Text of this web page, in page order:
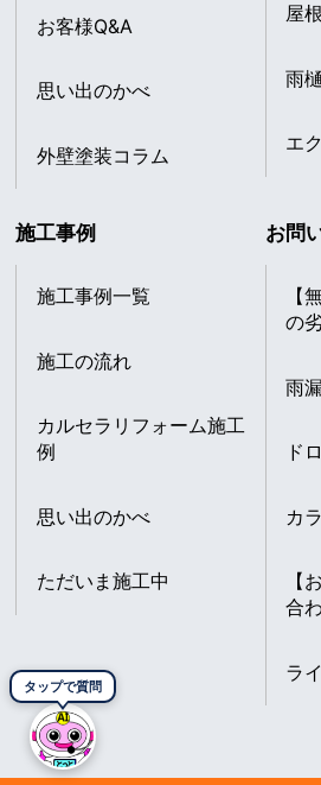
タップで質問
お客様Q&A
思い出のかべ
外壁塗装コラム
屋
雨
エ
施工事例
施工事例一覧
施工の流れ
カルセラリフォーム施工
例
思い出のかべ
ただいま施工中
お問
【
の
雨
ド
カ
【
合
ラ